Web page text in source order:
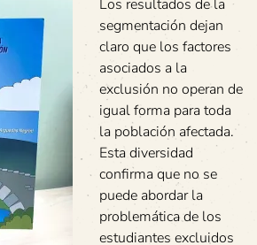
Los resultados de la
segmentación dejan
claro que los factores
asociados a la
exclusión no operan de
igual forma para toda
la población afectada.
Esta diversidad
confirma que no se
puede abordar la
problemática de los
estudiantes excluidos